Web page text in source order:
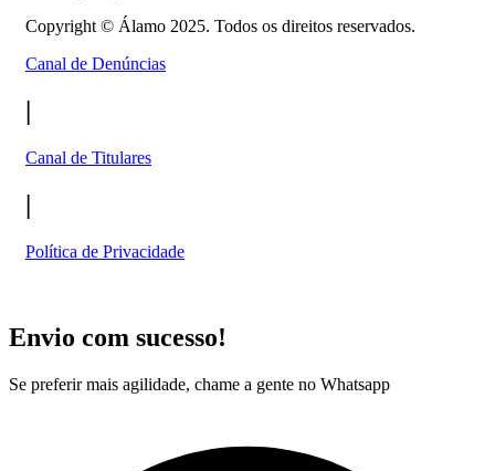
Copyright © Álamo 2025. Todos os direitos reservados.
Canal de Denúncias
|
Canal de Titulares
|
Política de Privacidade
Envio com sucesso!
Se preferir mais agilidade, chame a gente no Whatsapp